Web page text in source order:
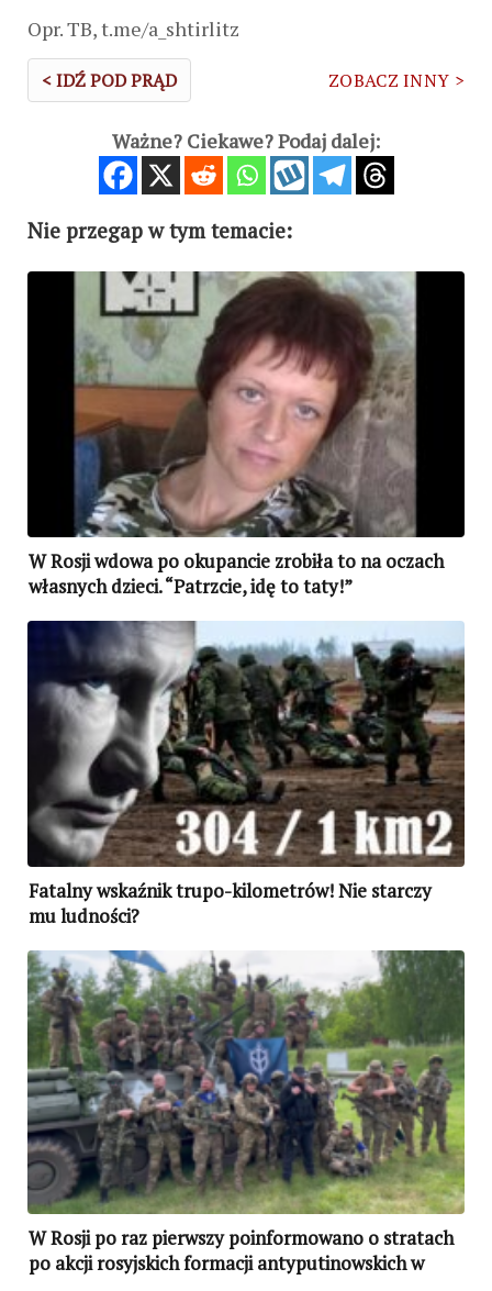
Opr. TB, t.me/a_shtirlitz
< IDŹ POD PRĄD ZOBACZ INNY >
Ważne? Ciekawe? Podaj dalej:
Nie przegap w tym temacie:
W Rosji wdowa po okupancie zrobiła to na oczach
własnych dzieci. “Patrzcie, idę to taty!”
Fatalny wskaźnik trupo-kilometrów! Nie starczy
mu ludności?
W Rosji po raz pierwszy poinformowano o stratach
po akcji rosyjskich formacji antyputinowskich w